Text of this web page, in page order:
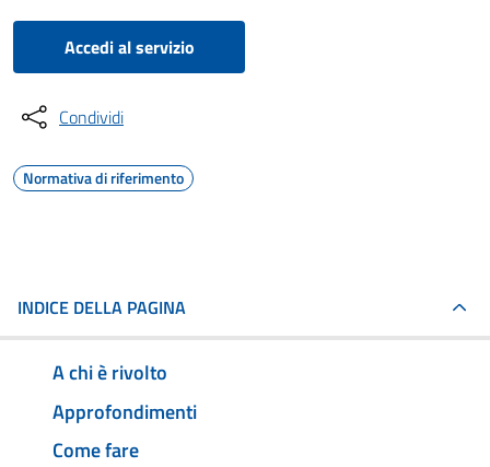
Accedi al servizio
Condividi
Normativa di riferimento
INDICE DELLA PAGINA
A chi è rivolto
Approfondimenti
Come fare